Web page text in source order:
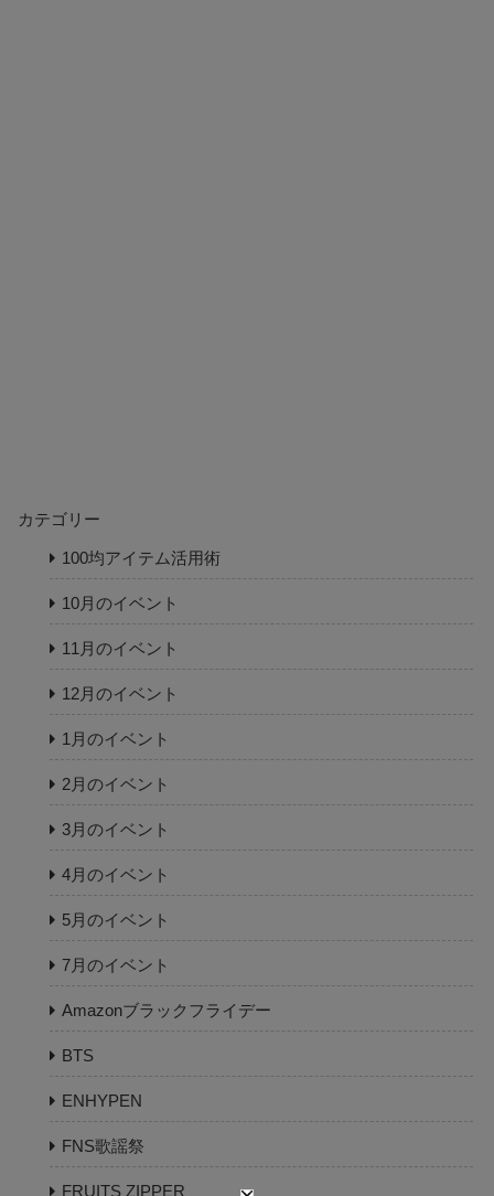
カテゴリー
100均アイテム活用術
10月のイベント
11月のイベント
12月のイベント
1月のイベント
2月のイベント
3月のイベント
4月のイベント
5月のイベント
7月のイベント
Amazonブラックフライデー
BTS
ENHYPEN
FNS歌謡祭
FRUITS ZIPPER